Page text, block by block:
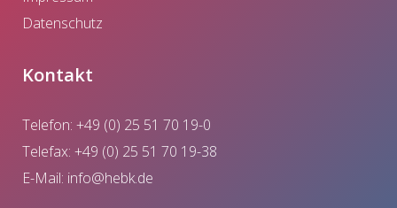
Datenschutz
Kontakt
Telefon: +49 (0) 25 51 70 19-0
Telefax: +49 (0) 25 51 70 19-38
E-Mail: info@hebk.de